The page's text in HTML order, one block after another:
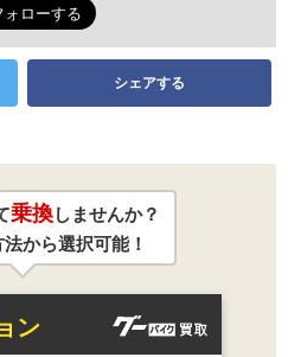
シェアする
乗換しませんか？
から選択可能！
ン